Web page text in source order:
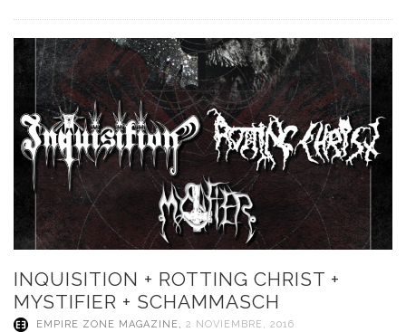
INQUISITION + ROTTING CHRIST +
MYSTIFIER + SCHAMMASCH
EMPIRE ZONE MAGAZINE, 2 NOVIEMBRE, 2016